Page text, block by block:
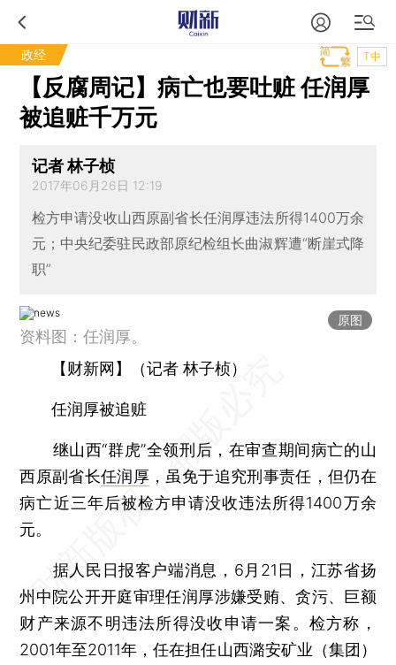
政经 T中
【反腐周记】病亡也要吐赃 任润厚
被追赃千万元
记者 林子桢
2017年06月26日 12:19
检方申请没收山西原副省长任润厚违法所得1400万余
元；中央纪委驻民政部原纪检组长曲淑辉遭“断崖式降
职”
原图
资料图：任润厚。
【财新网】（记者 林子桢）
任润厚被追赃
继山西“群虎”全领刑后，在审查期间病亡的山
西原副省长任润厚 ，虽免于追究刑事责任，但仍在
病亡近三年后被检方申请没收违法所得1400万余
元。
据人民日报客户端消息，6月21日，江苏省扬
州中院公开开庭审理任润厚涉嫌受贿、贪污、巨额
财产来源不明违法所得没收申请一案。检方称，
2001年至2011年，任在担任山西潞安矿业（集团）